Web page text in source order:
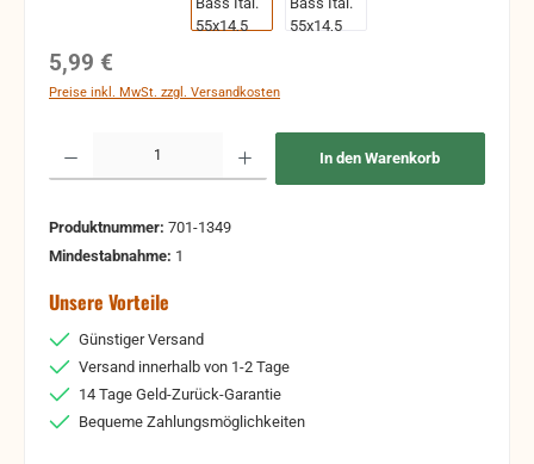
Regulärer Preis:
5,99 €
Preise inkl. MwSt. zzgl. Versandkosten
In den Warenkorb
Produktnummer: 701-1349
Mindestabnahme: 1
Unsere Vorteile
Günstiger Versand
Versand innerhalb von 1-2 Tage
14 Tage Geld-Zurück-Garantie
Bequeme Zahlungsmöglichkeiten